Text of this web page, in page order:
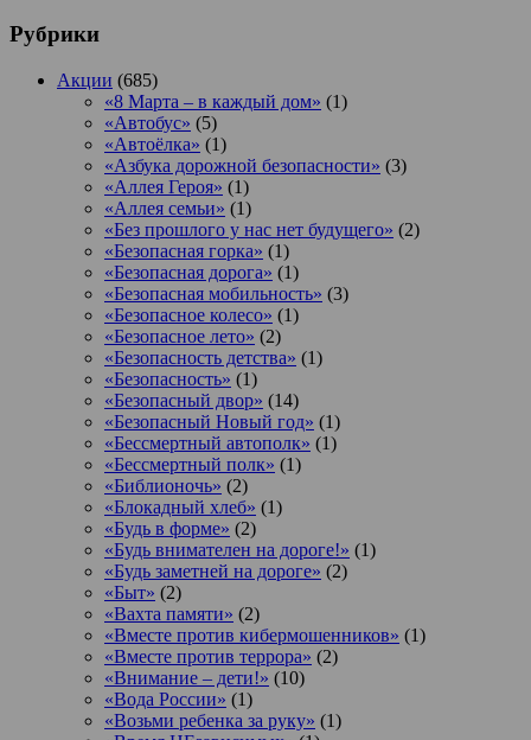
Рубрики
Акции (685)
«8 Марта – в каждый дом» (1)
«Автобус» (5)
«Автоёлка» (1)
«Азбука дорожной безопасности» (3)
«Аллея Героя» (1)
«Аллея семьи» (1)
«Без прошлого у нас нет будущего» (2)
«Безопасная горка» (1)
«Безопасная дорога» (1)
«Безопасная мобильность» (3)
«Безопасное колесо» (1)
«Безопасное лето» (2)
«Безопасность детства» (1)
«Безопасность» (1)
«Безопасный двор» (14)
«Безопасный Новый год» (1)
«Бессмертный автополк» (1)
«Бессмертный полк» (1)
«Библионочь» (2)
«Блокадный хлеб» (1)
«Будь в форме» (2)
«Будь внимателен на дороге!» (1)
«Будь заметней на дороге» (2)
«Быт» (2)
«Вахта памяти» (2)
«Вместе против кибермошенников» (1)
«Вместе против террора» (2)
«Внимание – дети!» (10)
«Вода России» (1)
«Возьми ребенка за руку» (1)